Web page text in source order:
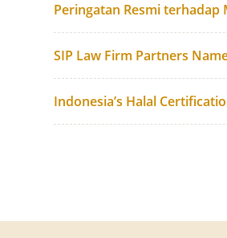
Peringatan Resmi terhadap
SIP Law Firm Partners
Indonesia’s Halal